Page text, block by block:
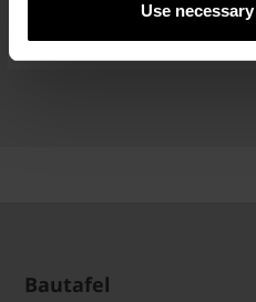
Use
Alles herunterladen (1)
Bautafel